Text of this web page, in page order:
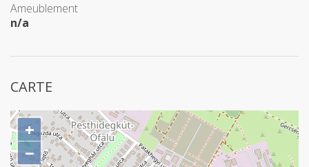
Ameublement
n/a
CARTE
+
−